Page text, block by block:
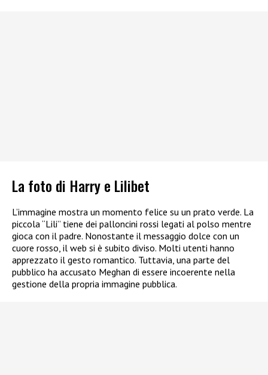
La foto di Harry e Lilibet
L’immagine mostra un momento felice su un prato verde. La
piccola “Lili” tiene dei palloncini rossi legati al polso mentre
gioca con il padre. Nonostante il messaggio dolce con un
cuore rosso, il web si è subito diviso. Molti utenti hanno
apprezzato il gesto romantico. Tuttavia, una parte del
pubblico ha accusato Meghan di essere incoerente nella
gestione della propria immagine pubblica.